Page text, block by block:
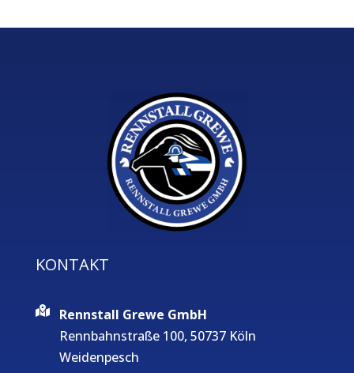
KONTAKT
Rennstall Grewe GmbH
Rennbahnstraße 100, 50737 Köln
Weidenpesch